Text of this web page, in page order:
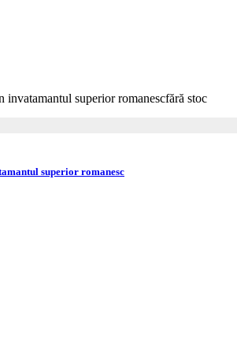
fără stoc
superior romanesc